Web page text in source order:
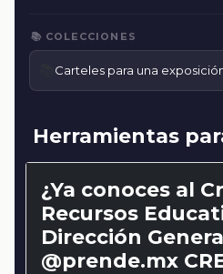
📚 COLECCIONES
Carteles para una
Herramientas
¿Ya conoces al
Recursos
Dirección
@prende.mx